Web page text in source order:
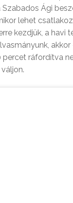
Ági
lehet
kezdjük, a havi
akkor
percet ráfordítva